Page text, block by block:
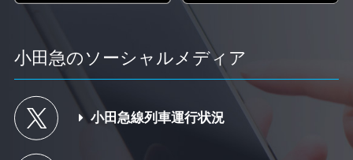
小田急のソーシャルメディア
小田急線列車運行状況